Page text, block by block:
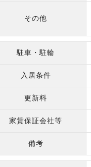
その他
駐車・駐輪
入居条件
更新料
家賃保証会社等
備考